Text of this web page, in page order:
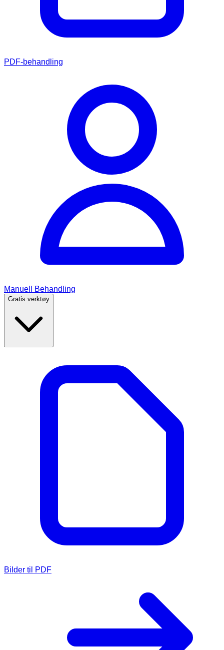
PDF-behandling
Manuell Behandling
Gratis verktøy
Bilder til PDF